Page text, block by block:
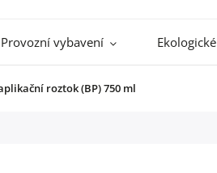
Provozní vybavení
roztok (BP) 750 ml